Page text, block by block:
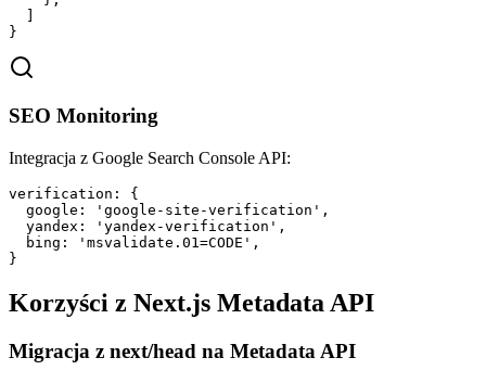
}
SEO Monitoring
Integracja z Google Search Console API:
verification: {
  google: 'google-site-verification',
  yandex: 'yandex-verification',
  bing: 'msvalidate.01=CODE',
}
Korzyści z Next.js Metadata API
Migracja z next/head na Metadata API